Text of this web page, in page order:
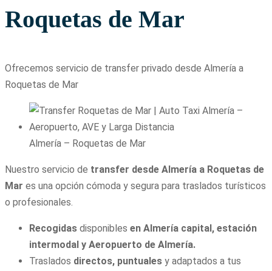
Roquetas de Mar
Ofrecemos servicio de transfer privado desde Almería a
Roquetas de Mar
Almería – Roquetas de Mar
Nuestro servicio de transfer desde Almería a Roquetas de
Mar es una opción cómoda y segura para traslados turísticos
o profesionales.
Recogidas disponibles en Almería capital, estación
intermodal y Aeropuerto de Almería.
Traslados directos, puntuales y adaptados a tus